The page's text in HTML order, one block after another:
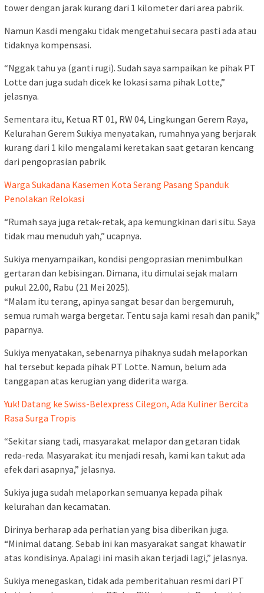
tower dengan jarak kurang dari 1 kilometer dari area pabrik.
Namun Kasdi mengaku tidak mengetahui secara pasti ada atau
tidaknya kompensasi.
“Nggak tahu ya (ganti rugi). Sudah saya sampaikan ke pihak PT
Lotte dan juga sudah dicek ke lokasi sama pihak Lotte,”
jelasnya.
Sementara itu, Ketua RT 01, RW 04, Lingkungan Gerem Raya,
Kelurahan Gerem Sukiya menyatakan, rumahnya yang berjarak
kurang dari 1 kilo mengalami keretakan saat getaran kencang
dari pengoprasian pabrik.
Warga Sukadana Kasemen Kota Serang Pasang Spanduk
Penolakan Relokasi
“Rumah saya juga retak-retak, apa kemungkinan dari situ. Saya
tidak mau menuduh yah,” ucapnya.
Sukiya menyampaikan, kondisi pengoprasian menimbulkan
gertaran dan kebisingan. Dimana, itu dimulai sejak malam
pukul 22.00, Rabu (21 Mei 2025).
“Malam itu terang, apinya sangat besar dan bergemuruh,
semua rumah warga bergetar. Tentu saja kami resah dan panik,”
paparnya.
Sukiya menyatakan, sebenarnya pihaknya sudah melaporkan
hal tersebut kepada pihak PT Lotte. Namun, belum ada
tanggapan atas kerugian yang diderita warga.
Yuk! Datang ke Swiss-Belexpress Cilegon, Ada Kuliner Bercita
Rasa Surga Tropis
“Sekitar siang tadi, masyarakat melapor dan getaran tidak
reda-reda. Masyarakat itu menjadi resah, kami kan takut ada
efek dari asapnya,” jelasnya.
Sukiya juga sudah melaporkan semuanya kepada pihak
kelurahan dan kecamatan.
Dirinya berharap ada perhatian yang bisa diberikan juga.
“Minimal datang. Sebab ini kan masyarakat sangat khawatir
atas kondisinya. Apalagi ini masih akan terjadi lagi,” jelasnya.
Sukiya menegaskan, tidak ada pemberitahuan resmi dari PT